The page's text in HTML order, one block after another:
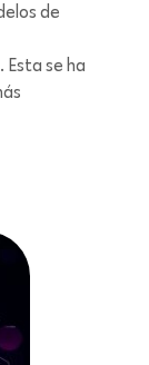
de
se ha